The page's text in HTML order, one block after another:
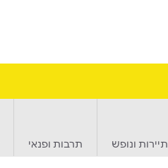
תיירות ונופש תרבות ופנאי